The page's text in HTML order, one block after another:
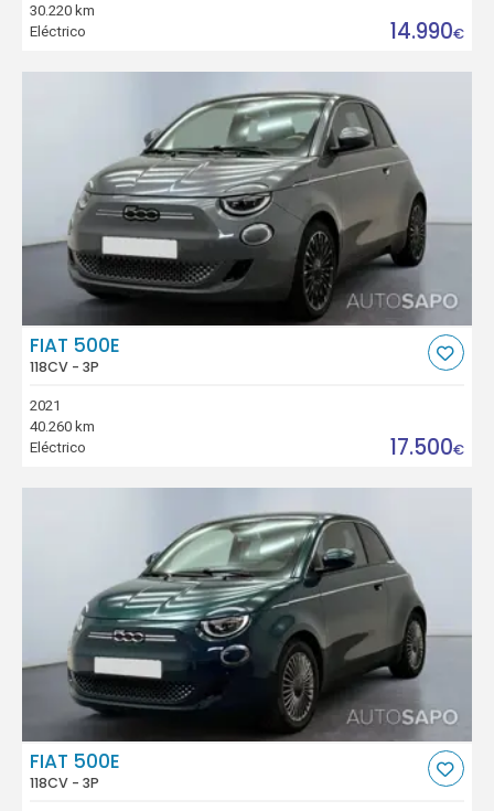
30.220 km
Eléctrico
14.990€
FIAT 500E
118CV - 3P
2021
40.260 km
Eléctrico
17.500€
FIAT 500E
118CV - 3P